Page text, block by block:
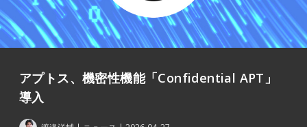
アプトス、機密性機能「Confidential APT」
導入